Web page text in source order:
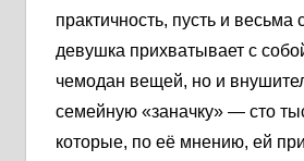
практичность, пусть и
девушка прихватывает с
чемодан вещей, но и
семейную «заначку» — сто
которые, по её мнению, ей